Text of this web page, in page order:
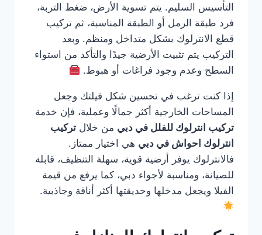
التأسيس السليم. يتم تسوية الأرض، ضغط التربة،
فرد طبقة الرمل أو الطبقة المناسبة، ثم تركيب
قطع الانترلوك بشكل متداخل ومنظم. وبعد
التركيب يتم تثبيت الأرضية جيدًا والتأكد من استواء
السطح وعدم وجود فراغات أو هبوط.
إذا كنت ترغب في تحسين شكل فيلتك وجعل
المساحات الخارجية أكثر جمالًا وعملية، فإن خدمة
تركيب انترلوك للفلل في دبي من خلال تركيب
انترلوك احواش في دبي هي اختيار ممتاز.
فالانترلوك يوفر أرضية قوية، سهلة التنظيف، قابلة
للصيانة، ومناسبة لأجواء دبي، كما يرفع من قيمة
الفيلا ويجعل مدخلها وحديقتها أكثر أناقة وجاذبية.